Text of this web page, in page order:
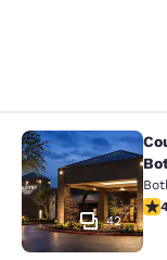
Country
42